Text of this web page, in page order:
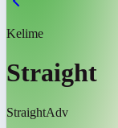
Kelime
Straight
StraightAdv